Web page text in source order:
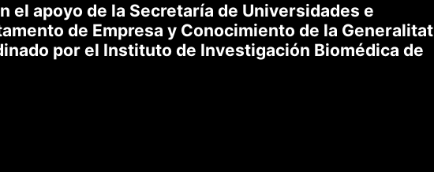
Acepto recibir correos
* Obligatorio
el apoyo de la Secretaría de Universidades e
de Empresa y Conocimiento de la Generalitat
por el Instituto de Investigación Biomédica de